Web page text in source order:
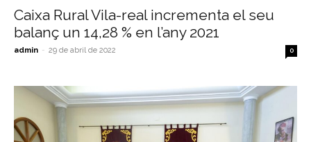
Caixa Rural Vila-real incrementa el seu
balanç un 14,28 % en l’any 2021
admin - 29 de abril de 2022 0